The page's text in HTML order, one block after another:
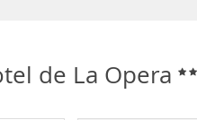
de La Opera